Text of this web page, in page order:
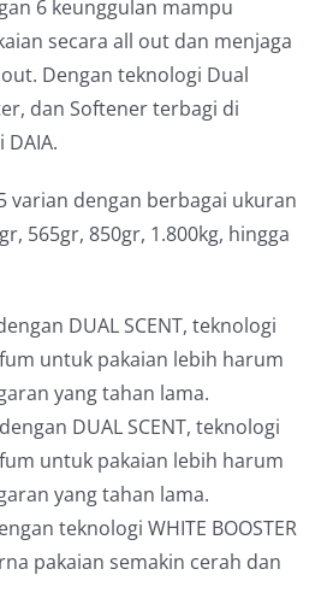
6 keunggulan mampu
secara all out dan menjaga
Dengan teknologi Dual
dan Softener terbagi di
varian dengan berbagai ukuran
565gr, 850gr, 1.800kg, hingga
DUAL SCENT, teknologi
untuk pakaian lebih harum
yang tahan lama.
dengan DUAL SCENT, teknologi
untuk pakaian lebih harum
yang tahan lama.
teknologi WHITE BOOSTER
pakaian semakin cerah dan